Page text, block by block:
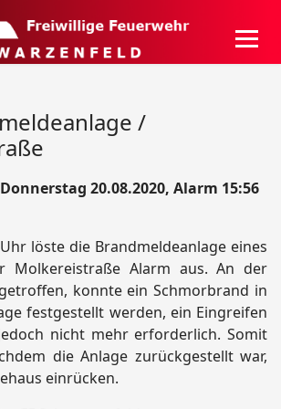
/
20.08.2020, Alarm 15:56
löste die Brandmeldeanlage eines
Molkereistraße Alarm aus. An der
konnte ein Schmorbrand in
festgestellt werden, ein Eingreifen
nicht mehr erforderlich. Somit
die Anlage zurückgestellt war,
einrücken.